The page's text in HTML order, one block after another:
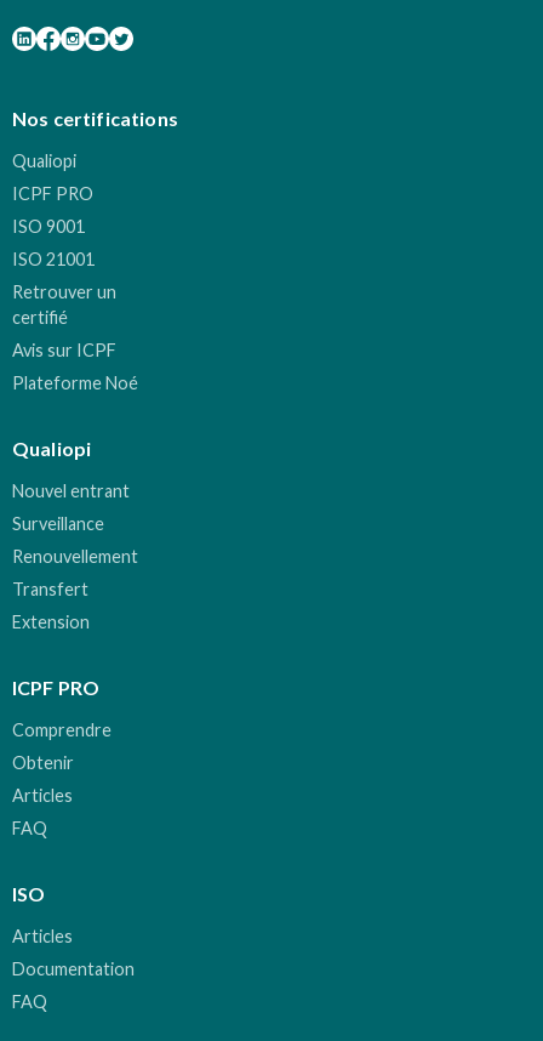
Nos certifications
Qualiopi
ICPF PRO
ISO 9001
ISO 21001
Retrouver un
certifié
Avis sur ICPF
Plateforme Noé
Qualiopi
Nouvel entrant
Surveillance
Renouvellement
Transfert
Extension
ICPF PRO
Comprendre
Obtenir
Articles
FAQ
ISO
Articles
Documentation
FAQ